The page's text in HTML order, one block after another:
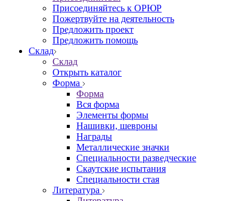
Присоединяйтесь к ОРЮР
Пожертвуйте на деятельность
Предложить проект
Предложить помощь
Склад
Склад
Открыть каталог
Форма
Форма
Вся форма
Элементы формы
Нашивки, шевроны
Награды
Металлические значки
Специальности разведческие
Скаутские испытания
Специальности стая
Литература